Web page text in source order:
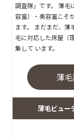
調査隊」です。 薄毛
容室）・美容室こそ
ます。 まだまだ、
毛に対応した床屋（
集して います。
薄
薄毛ビュー